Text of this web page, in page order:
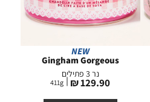
NEW
Gingham Gorgeous
נר 3 פתילים
מחיר
129.90 ₪
411g